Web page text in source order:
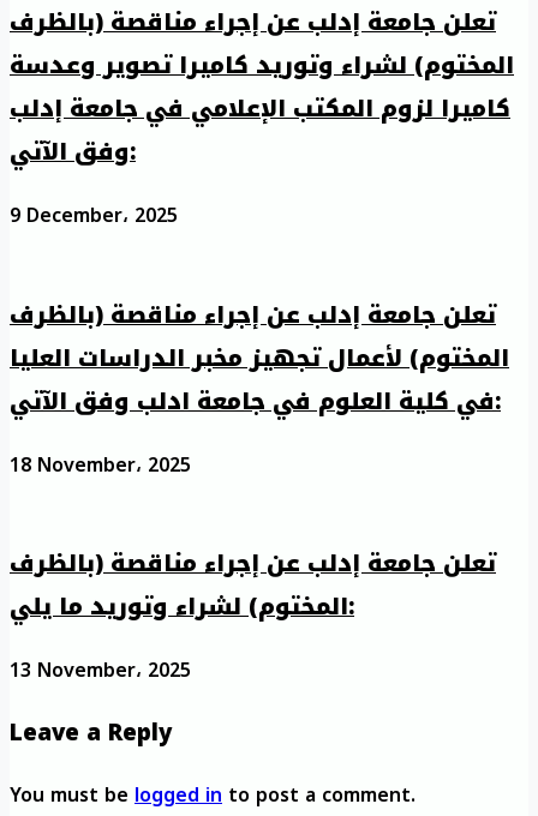
تعلن جامعة إدلب عن إجراء مناقصة (بالظرف
المختوم) لشراء وتوريد كاميرا تصوير وعدسة
كاميرا لزوم المكتب الإعلامي في جامعة إدلب
وفق الآتي:
9 December، 2025
تعلن جامعة إدلب عن إجراء مناقصة (بالظرف
المختوم) لأعمال تجهيز مخبر الدراسات العليا
في كلية العلوم في جامعة ادلب وفق الآتي:
18 November، 2025
تعلن جامعة إدلب عن إجراء مناقصة (بالظرف
المختوم) لشراء وتوريد ما يلي:
13 November، 2025
Leave a Reply
You must belogged into post a comment.